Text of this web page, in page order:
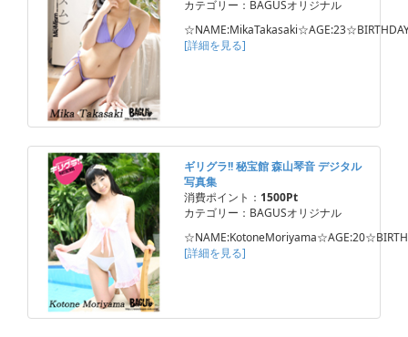
カテゴリー：BAGUSオリジナル
[詳細を見る]
ギリグラ!! 秘宝館 森山琴音 デジタル
写真集
消費ポイント： 1500Pt
カテゴリー：BAGUSオリジナル
[詳細を見る]